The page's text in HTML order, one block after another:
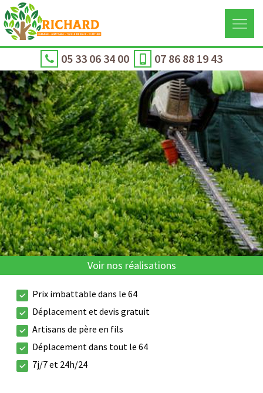
05 33 06 34 00 07 86 88 19 43
Voir nos réalisations
Prix imbattable dans le 64
Déplacement et devis gratuit
Artisans de père en fils
Déplacement dans tout le 64
7j/7 et 24h/24